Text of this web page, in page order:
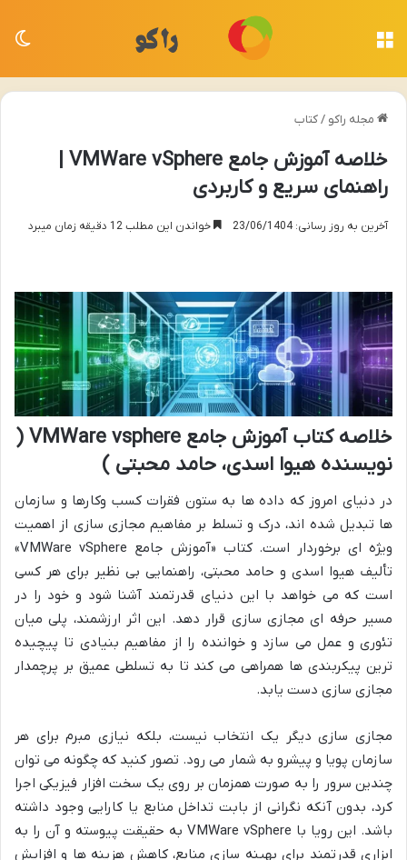
مجله راکو /کتاب
راهنمای سریع و کاربردی
آخرین به روز رسانی: 23/06/1404 خواندن این مطلب 12 دقیقه زمان میبرد
خلاصه کتاب آموزش جامع VMWare vsphere (
نویسنده هیوا اسدی، حامد محبتی )
در دنیای امروز که داده ها به ستون فقرات کسب وکارها و سازمان
ها تبدیل شده اند، درک و تسلط بر مفاهیم مجازی سازی از اهمیت
ویژه ای برخوردار است. کتاب «آموزش جامع VMWare vSphere»
تألیف هیوا اسدی و حامد محبتی، راهنمایی بی نظیر برای هر کسی
است که می خواهد با این دنیای قدرتمند آشنا شود و خود را در
مسیر حرفه ای مجازی سازی قرار دهد. این اثر ارزشمند، پلی میان
تئوری و عمل می سازد و خواننده را از مفاهیم بنیادی تا پیچیده
ترین پیکربندی ها همراهی می کند تا به تسلطی عمیق بر پرچمدار
مجازی سازی دست یابد.
مجازی سازی دیگر یک انتخاب نیست، بلکه نیازی مبرم برای هر
سازمان پویا و پیشرو به شمار می رود. تصور کنید که چگونه می توان
چندین سرور را به صورت همزمان بر روی یک سخت افزار فیزیکی اجرا
کرد، بدون آنکه نگرانی از بابت تداخل منابع یا کارایی وجود داشته
باشد. این رویا با VMWare vSphere به حقیقت پیوسته و آن را به
ابزاری قدرتمند برای بهینه سازی منابع، کاهش هزینه ها و افزایش